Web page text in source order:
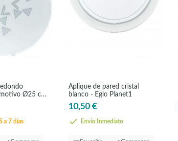
Ø25 cm
a 7 días
Aplique de pared cristal
blanco - Eglo Planet1
10,50 €
Envío Inmediato